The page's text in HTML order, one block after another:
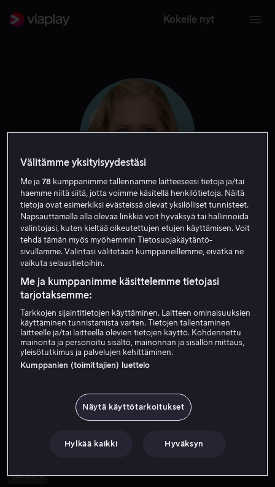
Kokeile nyt
Amy Schumer
Ääni Näyttelijä Tuottaja Vieras Tuotannonjohtaja
Alk. 3,99 €
Välitämme yksityisyydestäsi
Me ja78 kumppanimme tallennamme laitteeseesi tietoja ja/tai
haemme niitä siitä, jotta voimme käsitellä henkilötietoja. Näitä
tietoja ovat esimerkiksi evästeissä olevat yksilölliset tunnisteet.
Napsauttamalla alla olevaa linkkiä voit hyväksyä tai hallinnoida
valintojasi, kuten kieltää oikeutettujen etujen käyttämisen. Voit
tehdä tämän myös myöhemmin Tietosuojakäytäntö-
sivullamme. Valintasi välitetään kumppaneillemme, eivätkä ne
vaikuta selaustietoihin.
Me ja kumppanimme käsittelemme tietojasi
tarjotaksemme:
Tarkkojen sijaintitietojen käyttäminen. Laitteen ominaisuuksien
käyttäminen tunnistamista varten. Tietojen tallentaminen
laitteelle ja/tai laitteella olevien tietojen käyttö. Kohdennettu
mainonta ja personoitu sisältö, mainonnan ja sisällön mittaus,
yleisötutkimus ja palvelujen kehittäminen.
Kumppanien (toimittajien) luettelo
Näytä käyttötarkoitukset
Hylkää kaikki Hyväksyn